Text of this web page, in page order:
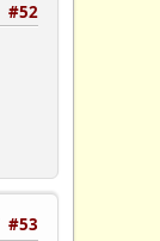
#52
#53